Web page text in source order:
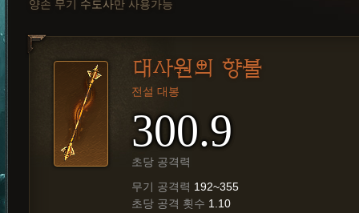
양손 무기 수도사만 사용가능
대사원의 향불
전설 대봉
300.9
초당 공격력
무기 공격력 192~355
초당 공격 횟수 1.10